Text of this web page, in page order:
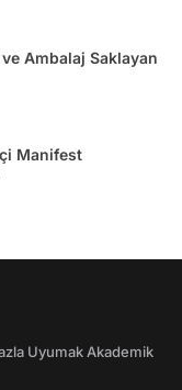
Ambalaj Saklayan
Manifest
Uyumak Akademik